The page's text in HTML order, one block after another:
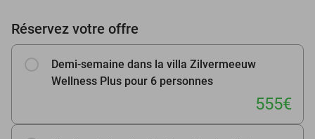
Réservez votre offre
Demi-semaine dans la villa Zilvermeeuw
Wellness Plus pour 6 personnes
555€